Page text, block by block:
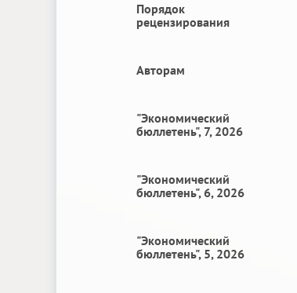
Порядок
рецензирования
Авторам
"Экономический
бюллетень", 7, 2026
"Экономический
бюллетень", 6, 2026
"Экономический
бюллетень", 5, 2026